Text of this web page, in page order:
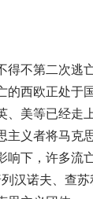
不第二次逃
西欧正处于
美等已经走
义者将马克
下，许多流
汉诺夫、查